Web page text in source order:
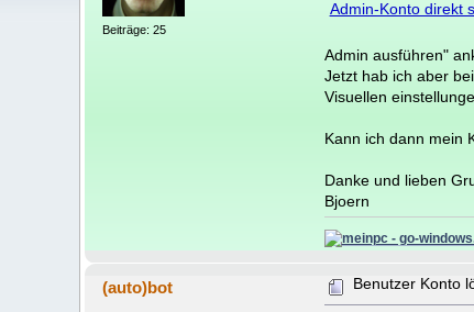
Beiträge: 25
Admin-Konto direkt
Admin ausführen"
Jetzt hab ich aber
Visuellen
Kann ich dann mein
Danke und lieben
Bjoern
(auto)bot Benutzer Konto